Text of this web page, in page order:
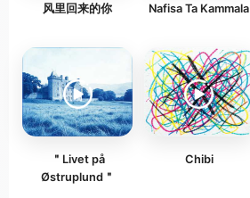
风里回来的你 Nafisa Ta Kammala
＂Livet på
Østruplund＂
Chibi